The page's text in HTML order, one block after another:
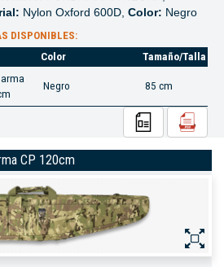
Nylon Oxford 600D, Color: Negro
DISPONIBLES:
Color Tamaño/Talla
Negro 85 cm
CP 120cm